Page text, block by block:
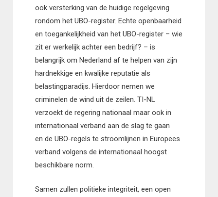
ook versterking van de huidige regelgeving
rondom het UBO-register. Echte openbaarheid
en toegankelijkheid van het UBO-register – wie
zit er werkelijkachter een bedrijf? – is
belangrijk om Nederland af te helpen van zijn
hardnekkige en kwalijke reputatie als
belastingparadijs. Hierdoor nemen we
criminelen de wind uit de zeilen. TI-NL
verzoekt de regering nationaal maar ook in
internationaal verband aan de slag te gaan
en de UBO-regels te stroomlijnen in Europees
verband volgens de internationaal hoogst
beschikbare norm.
Samen zullen politieke integriteit, een open